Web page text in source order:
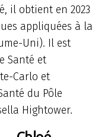
il obtient en 2023
appliquées à la
Uni). Il est
Santé et
Carlo et
du Pôle
Hightower.